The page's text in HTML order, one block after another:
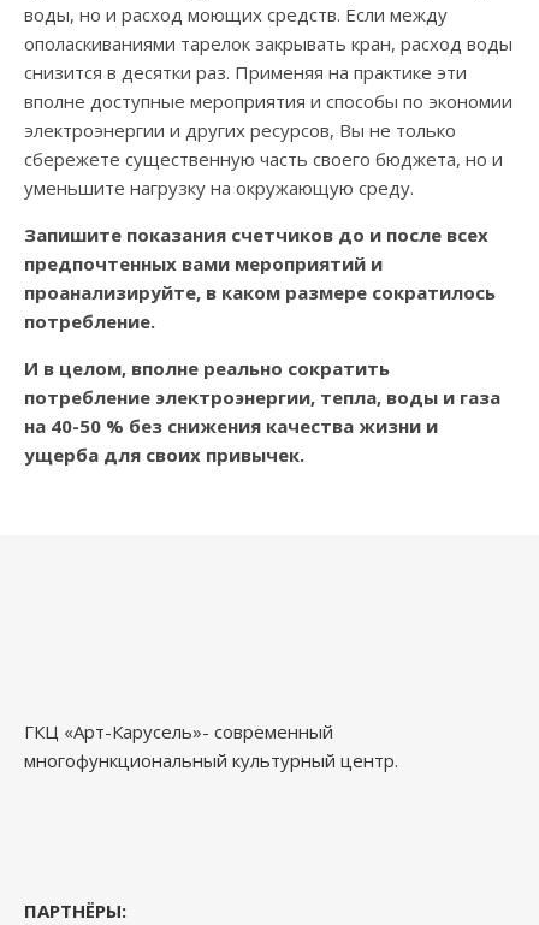
воды, но и расход моющих средств. Если между
ополаскиваниями тарелок закрывать кран, расход воды
снизится в десятки раз. Применяя на практике эти
вполне доступные мероприятия и способы по экономии
электроэнергии и других ресурсов, Вы не только
сбережете существенную часть своего бюджета, но и
уменьшите нагрузку на окружающую среду.
Запишите показания счетчиков до и после всех
предпочтенных вами мероприятий и
проанализируйте, в каком размере сократилось
потребление.
И в целом, вполне реально сократить
потребление электроэнергии, тепла, воды и газа
на 40-50 % без снижения качества жизни и
ущерба для своих привычек.
ГКЦ «Арт-Карусель»- современный
многофункциональный культурный центр.
ПАРТНЁРЫ: